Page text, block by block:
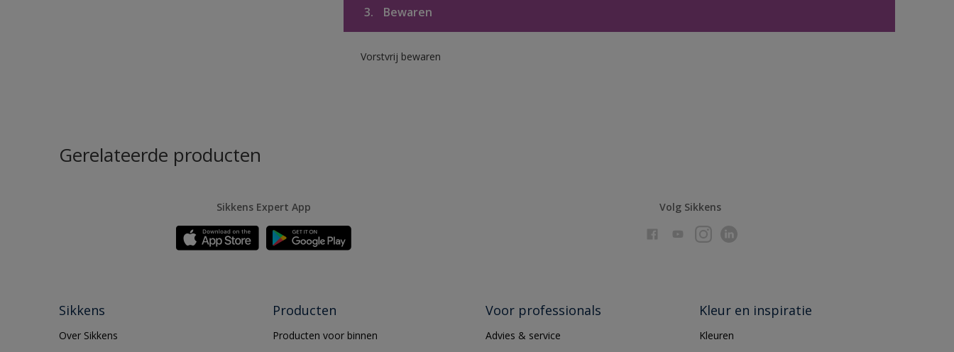
3. Bewaren
Vorstvrij bewaren
Gerelateerde producten
Sikkens Expert App Volg Sikkens
Sikkens
Over Sikkens
Producten
Producten voor binnen
Voor professionals
Advies & service
Kleur en inspiratie
Kleuren